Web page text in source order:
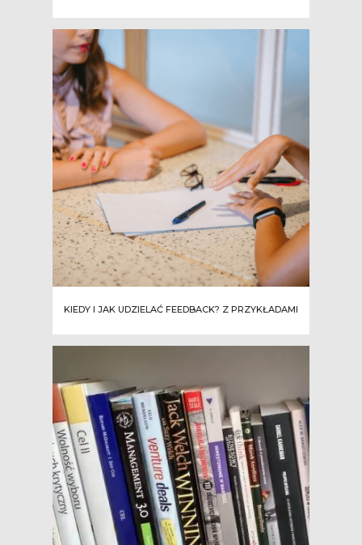
KIEDY I JAK UDZIELAĆ FEEDBACK? Z PRZYKŁADAMI